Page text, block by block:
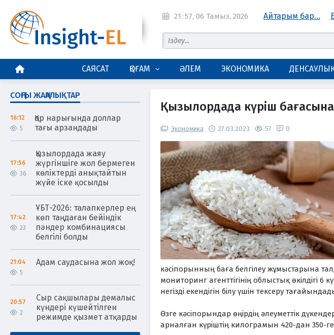
21 :57, 06 Тамыз, 2026 Айтарым бар...
САЯСАТ ҚОҒАМ ӘЛЕМ ЭКОНОМИКА ДЕНСАУЛЫҚ
СОҢҒЫ ЖАҢАЛЫҚТАР
16:12
5
Қор нарығында доллар
тағы арзандады
17:56
36
Қызылордада жаяу
жүргіншіге жол бермеген
көліктерді анықтайтын
жүйе іске қосылды
17:42
23
ҰБТ-2026: талапкерлер ең
көп таңдаған бейіндік
пәндер комбинациясы
белгілі болды
21:04
5
Адам саудасына жол жоқ!
20:57
2
Сыр сақшылары демалыс
күндері күшейтілген
режимде қызмет атқарды
Қызылордада күріш
Экономика 27.03.2023 57 0
кәсіпорынның баға белгілеу жұмыстарына
мониторинг агенттігінің облыстық өкілдігі
негізді екендігін білу үшін тексеру
Өзге кәсіпорындар өңірдің әлеуметтік
арналған күріштің килограмын 420-дан 350-ге